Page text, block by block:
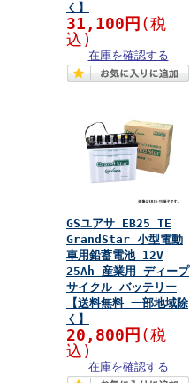
く】
31,100円 (税
込)
在庫を確認する
GSユアサ EB25 TE
GrandStar 小型電動
車用鉛蓄電池 12V
25Ah 産業用 ディープ
サイクル バッテリー
【送料無料 一部地域除
く】
20,800円 (税
込)
在庫を確認する